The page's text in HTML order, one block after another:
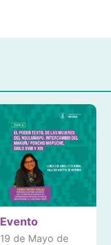
Evento
19 de Mayo de